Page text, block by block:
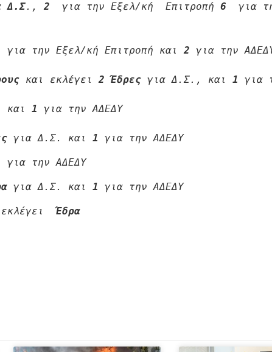
Δ.Σ., 2 για την Εξελ/κή  Επιτροπή 6
για
για την Εξελ/κή Επιτροπή και 2 για την
και εκλέγει 2 Έδρες για Δ.Σ., και 1 για
και 1 για την ΑΔΕΔΥ
για Δ.Σ. και 1
για Δ.Σ. και 1 για την ΑΔΕΔΥ
εκλέγει Έδρα